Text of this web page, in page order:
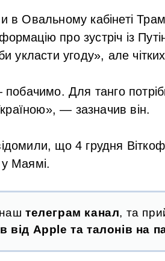
в Овальному кабінеті
про зустріч із
укласти угоду», але
Для танго
— зазначив він.
що 4 грудня
у Маямі.
телеграм канал, та
від Apple та талонів на